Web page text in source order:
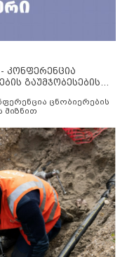
კონფერენცია
გაუმჯობესების
ცნობიერების
მიზნით